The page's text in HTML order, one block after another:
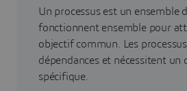
Un processus est un ensemble
fonctionnent ensemble pour
objectif commun. Les
dépendances et nécessitent un
spécifique.